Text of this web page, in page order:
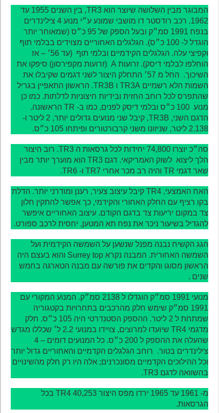
המבוגר מבין השלושה שיוצר הוא TR3, בין השנים 1955 עד
1962. רכב רודסטר דו מושבי שמונע ע״י מנוע 4 צילינדרים
בנפח 1991 סמ״ק ובעל הספק של 95 כ״ס (שמאוחר יותר
הוגדל ל- 100 כ״ס). הגלגלים האחוריים מצוידים בבלמי תוף
וקפיצי עלה. הגלגלים הקידמיים ובלמי תוף (עד 56׳ – אז
הוחלפו לבלמי דיסק). זרועות A (זרועות מקפירסון) סיפקו את
השיכוך. החל מ 57׳ התחלק היצור לשני דגמים שקיבלו את
השמות הלא רשמיים TR3A ו TR3B. הראשון התאפיין בגריל
שהתפרס לכל רוחב החזית ובידיות חיצוניות לדלתות. כמו כן
מנוע 100 כ״ס ובלמי דיסק לפנים, כמו ב- TR הראשונה.
הדגם השני, TR3B, קיבל שני מנועים גדולים יותר, 2 ליטר ו-
2.138 ליטר, שניזונו משני קרבורטורים ופיתחו 105 כ״ס.
סה״כ יוצרו 74,800 יחידות לכל גרסאות ה TR3. רוב היצור
הלך ליצוא לשוק האמריקאי. דגם TR3 הוא מוערך יותר מבין
שאר דגמי TR והיה רב מכר אחרי TR7 ו- TR6.
האח האמצעי, TR4 קיבל עיצוב צעיר, רענן ומודרני יותר. הדלת
בקו רציף עם החלק האחורי והקידמי, כך אפשר להתקין חלון
צד במקום יריעות צד בדגם הקודם. עיצוב האחוריים איפשר
להגדיל בשיעור ניכר את נפח תא המטען, יחסית לרכב ספורט.
הגג הקשיח נבנה מפנל שנשען על השמשה הקידמית ועל
השמשה האחורית. המבנה נקרא Surrey top והוא בעצם היה
הראשון מסוגו והקדים את פורשה עם מבנה הטארגה בחמש
שנים .
מנועי 1991 סמ״ק הוגדלו ל 2138 סמ״ק. המנוע המקורי עם
1991 סמ״ק שימש חלק מהרכבים בתחרויות בקטגוריה
שמתחת ל 2 ליטר. ההספק הסטנדרטי היה 105 כ״ס. חלק
מדגמי TR4 שיועדו למרוצים, צויידו במנועי 2.2 ל׳ שכללו מגדש
שהעלה את ההספק ל 200 כ״ס. כל המנועים דומים – 4
צילינדרים בטור. רוחב הגלגלים הקדמיים והאחוריים גדול יותר
וכל ההילוכים הקדמיים מסונכרנים; אלה היו רק חלק מהשינויים
בהשוואה לדגם TR3.
מ- 1961 עד 1965 ירדו מפס היצור 40,253 TR4 בכל
הגרסאות.